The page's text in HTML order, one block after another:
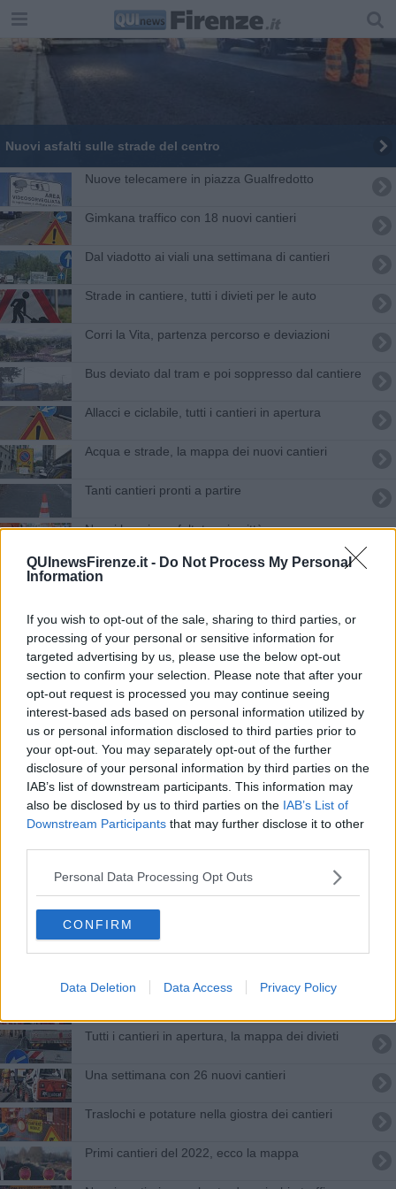
QUInewsFirenze.it - Do Not Process My Personal
Information
If you wish to opt-out of the sale, sharing to third parties, or
processing of your personal or sensitive information for
targeted advertising by us, please use the below opt-out
section to confirm your selection. Please note that after your
opt-out request is processed you may continue seeing
interest-based ads based on personal information utilized by
us or personal information disclosed to third parties prior to
your opt-out. You may separately opt-out of the further
disclosure of your personal information by third parties on the
IAB’s list of downstream participants. This information may
also be disclosed by us to third parties on the IAB’s List of
Downstream Participants that may further disclose it to other
Personal Data Processing Opt Outs
CONFIRM
Data Deletion Data Access Privacy Policy
Nuovi asfalti sulle strade del centro
Nuove telecamere in piazza Gualfredotto
Gimkana traffico con 18 nuovi cantieri
Dal viadotto ai viali una settimana di cantieri
Strade in cantiere, tutti i divieti per le auto
Corri la Vita, partenza percorso e deviazioni
Bus deviato dal tram e poi soppresso dal cantiere
Allacci e ciclabile, tutti i cantieri in apertura
Acqua e strade, la mappa dei nuovi cantieri
Tanti cantieri pronti a partire
Nuovi lavori e asfaltature in città
Un guasto a Settignano lascia i rubinetti a secco
Passo passo tutti i cantieri in apertura
La città dei cantieri
Asfalti e alberi, i lavori dei prossimi 7 giorni
Luce, gas ma anche lastrico, slalom tra i cantieri
Il calendario della città-cantiere
Collina senza pace chiusa ai bus, ecco due
navette
Bus collina, ultima novità trasloca il capolinea
Riparte la linea per la collina con il mini bus
Ponteggi e sottoservizi nel labirinto dei cantieri
Tutti i cantieri in apertura, la mappa dei divieti
Una settimana con 26 nuovi cantieri
Traslochi e potature nella giostra dei cantieri
Primi cantieri del 2022, ecco la mappa